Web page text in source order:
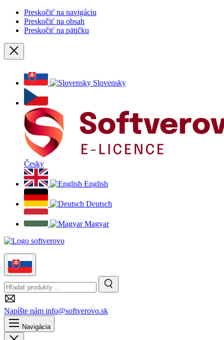
Preskočiť na navigáciu
Preskočiť na obsah
Preskočiť na pätičku
Zavrieť
Slovensky
Česky
English
Deutsch
Magyar
Slovensky
Vyhľadávanie
Napíšte nám info@softverovo.sk
Navigácia